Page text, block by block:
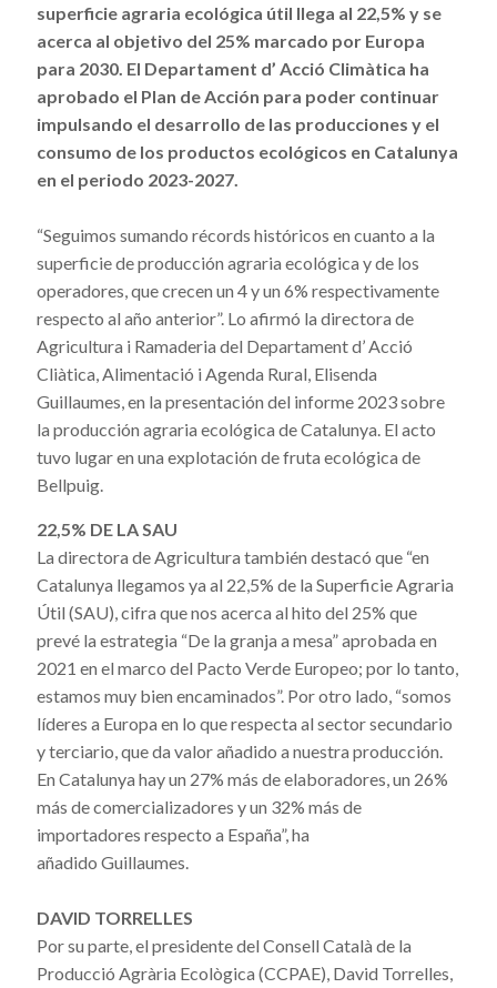
superficie agraria ecológica útil llega al 22,5% y se
acerca al objetivo del 25% marcado por Europa
para 2030. El Departament d’ Acció Climàtica ha
aprobado el Plan de Acción para poder continuar
impulsando el desarrollo de las producciones y el
consumo de los productos ecológicos en Catalunya
en el periodo 2023-2027.
“Seguimos sumando récords históricos en cuanto a la
superficie de producción agraria ecológica y de los
operadores, que crecen un 4 y un 6% respectivamente
respecto al año anterior”. Lo afirmó la directora de
Agricultura i Ramaderia del Departament d’ Acció
Cliàtica, Alimentació i Agenda Rural, Elisenda
Guillaumes, en la presentación del informe 2023 sobre
la producción agraria ecológica de Catalunya. El acto
tuvo lugar en una explotación de fruta ecológica de
Bellpuig.
22,5% DE LA SAU
La directora de Agricultura también destacó que “en
Catalunya llegamos ya al 22,5% de la Superficie Agraria
Útil (SAU), cifra que nos acerca al hito del 25% que
prevé la estrategia “De la granja a mesa” aprobada en
2021 en el marco del Pacto Verde Europeo; por lo tanto,
estamos muy bien encaminados”. Por otro lado, “somos
líderes a Europa en lo que respecta al sector secundario
y terciario, que da valor añadido a nuestra producción.
En Catalunya hay un 27% más de elaboradores, un 26%
más de comercializadores y un 32% más de
importadores respecto a España”, ha
añadido Guillaumes.
DAVID TORRELLES
Por su parte, el presidente del Consell Català de la
Producció Agrària Ecològica (CCPAE), David Torrelles,